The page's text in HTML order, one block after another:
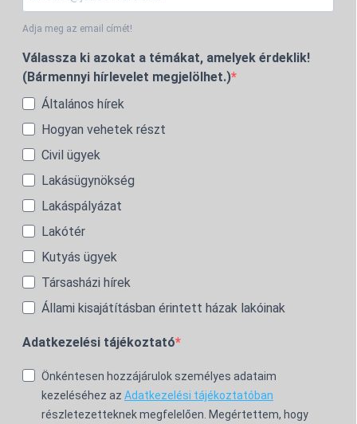
Adja meg az email címét!
Válassza ki azokat a témákat, amelyek érdeklik!
(Bármennyi hírlevelet megjelölhet.)
Általános hírek
Hogyan vehetek részt
Civil ügyek
Lakásügynökség
Lakáspályázat
Lakótér
Kutyás ügyek
Társasházi hírek
Állami kisajátításban érintett házak lakóinak
Adatkezelési tájékoztató
Önkéntesen hozzájárulok személyes adataim
kezeléséhez az Adatkezelési tájékoztatóban
részletezetteknek megfelelően. Megértettem, hogy